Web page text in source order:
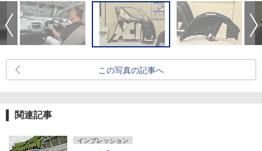
この写真の記事へ
関連記事
インプレッション